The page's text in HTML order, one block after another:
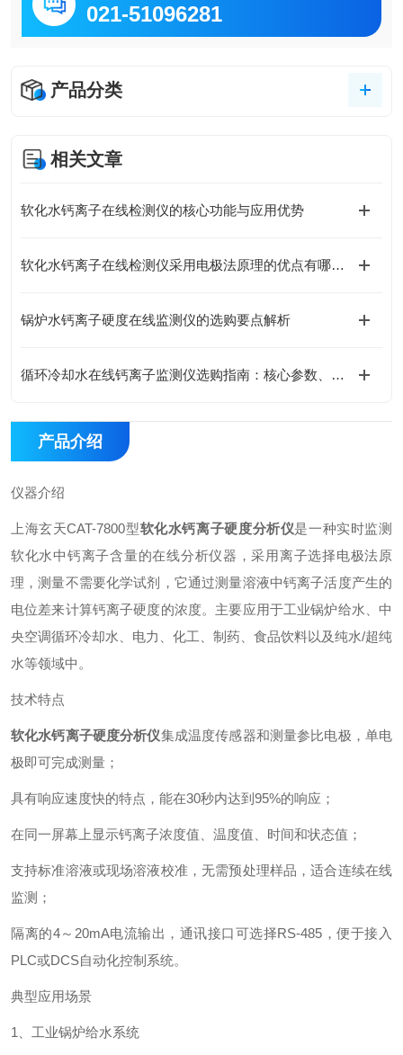
021-51096281
产品分类
相关文章
软化水钙离子在线检测仪的核心功能与应用优势
软化水钙离子在线检测仪采用电极法原理的优点有哪些？
锅炉水钙离子硬度在线监测仪的选购要点解析
循环冷却水在线钙离子监测仪选购指南：核心参数、技术原理与工况适配全解析
产品介绍
仪器介绍
上海玄天CAT-7800型软化水钙离子硬度分析仪是一种实时监测
软化水中钙离子含量的在线分析仪器，采用离子选择电极法原
理，测量不需要化学试剂，它通过测量溶液中钙离子活度产生的
电位差来计算钙离子硬度的浓度。主要应用于工业锅炉给水、中
央空调循环冷却水、电力、化工、制药、食品饮料以及纯水/超纯
水等领域中。
技术特点
软化水钙离子硬度分析仪集成温度传感器和测量参比电极，单电
极即可完成测量；
具有响应速度快的特点，能在30秒内达到95%的响应；
‌在同一屏幕上显示钙离子浓度值、温度值、时间和状态值；
支持标准溶液或现场溶液校准，无需预处理样品，适合连续在线
监测；
隔离的4～20mA电流输出，通讯接口可选择RS-485，便于接入
PLC或DCS自动化控制系统。
典型应用场景
1、工业锅炉给水系统